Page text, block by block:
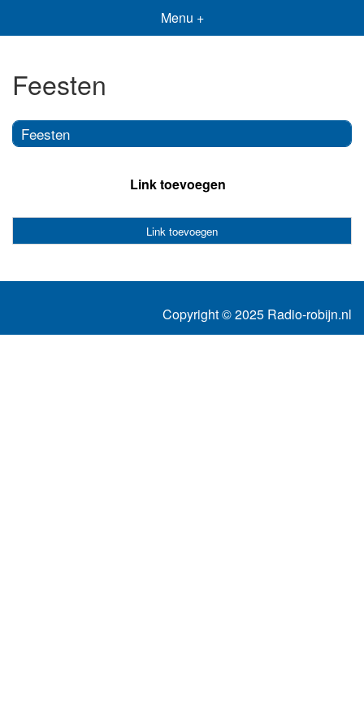
Menu +
Feesten
Feesten
Link toevoegen
Link toevoegen
Copyright © 2025 Radio-robijn.nl